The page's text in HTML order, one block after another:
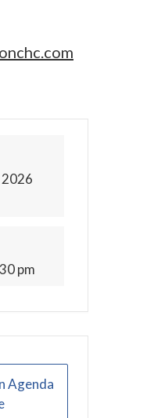
2026
pm
Agenda